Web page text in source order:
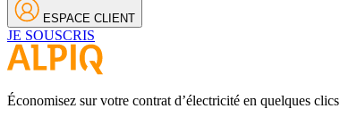
ESPACE CLIENT
JE SOUSCRIS
Économisez sur votre contrat d’électricité en quelques clics